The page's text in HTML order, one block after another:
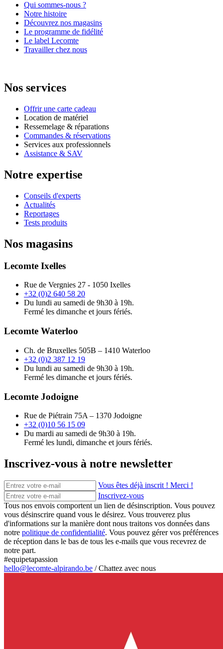
Qui sommes-nous ?
Notre histoire
Découvrez nos magasins
Le programme de fidélité
Le label Lecomte
Travailler chez nous
Nos services
Offrir une carte cadeau
Location de matériel
Ressemelage & réparations
Commandes & réservations
Services aux professionnels
Assistance & SAV
Notre expertise
Conseils d'experts
Actualités
Reportages
Tests produits
Nos magasins
Lecomte Ixelles
Rue de Vergnies 27 - 1050 Ixelles
+32 (0)2 640 58 20
Du lundi au samedi de 9h30 à 19h.
Fermé les dimanche et jours fériés.
Lecomte Waterloo
Ch. de Bruxelles 505B – 1410 Waterloo
+32 (0)2 387 12 19
Du lundi au samedi de 9h30 à 19h.
Fermé les dimanche et jours fériés.
Lecomte Jodoigne
Rue de Piétrain 75A – 1370 Jodoigne
+32 (0)10 56 15 09
Du mardi au samedi de 9h30 à 19h.
Fermé les lundi, dimanche et jours fériés.
Inscrivez-vous à notre newsletter
Vous êtes déjà inscrit ! Merci !
Inscrivez-vous
Tous nos envois comportent un lien de désinscription. Vous pouvez
vous désinscrire quand vous le désirez. Vous trouverez plus
d'informations sur la manière dont nous traitons vos données dans
notre politique de confidentialité. Vous pouvez gérer vos préférences
de réception dans le bas de tous les e-mails que vous recevrez de
notre part.
#equipetapassion
hello@lecomte-alpirando.be /Chattez avec nous